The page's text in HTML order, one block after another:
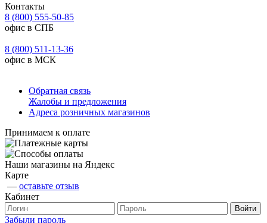
Контакты
8 (800) 555-50-85
офис в СПБ
8 (800) 511-13-36
офис в МСК
Обратная связь
Жалобы и предложения
Адреса розничных магазинов
Принимаем к оплате
Наши магазины на Яндекс
Карте
— оставьте отзыв
Кабинет
Забыли пароль